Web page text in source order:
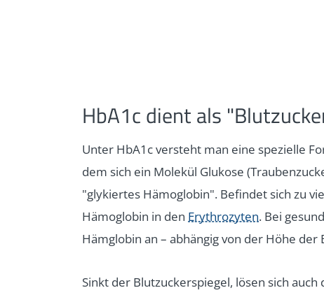
HbA1c dient als
Unter HbA1c versteht man eine spezielle
dem sich ein Molekül Glukose
"glykiertes Hämoglobin". Befindet sich zu
Hämoglobin in den Erythrozyten. Bei
Hämglobin an – abhängig von der Höhe
Sinkt der Blutzuckerspiegel, lösen sich